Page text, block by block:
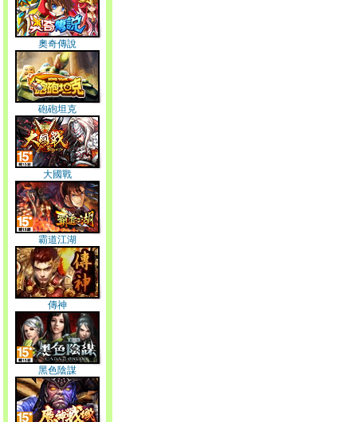
奧奇傳說
砲砲坦克
大國戰
霸道江湖
傳神
黑色陰謀